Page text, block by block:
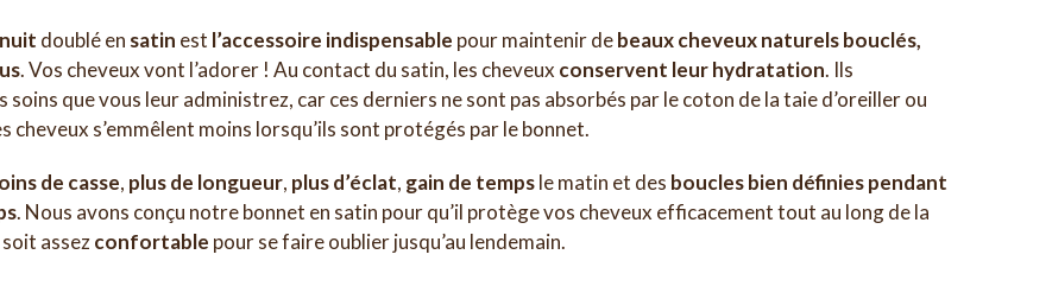
doublé en satin est l’accessoire indispensable pour maintenir debeaux cheveux naturels bouclés,
. Vos cheveux vont l’adorer ! Au contact du satin, les cheveux conservent leur hydratation. Ils
soins que vous leur administrez, car ces derniers ne sont pas absorbés par le coton de la taie d’oreiller ou
cheveux s’emmêlent moins lorsqu’ils sont protégés par le bonnet.
de casse, plus de longueur, plus d’éclat, gain de tempsle matin et des boucles bien définies pendant
. Nous avons conçu notre bonnet en satin pour qu’il protège vos cheveux efficacement tout au long de la
soit assezconfortable pour se faire oublier jusqu’au lendemain.